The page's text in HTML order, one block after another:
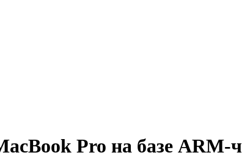
Pro на базе ARM-